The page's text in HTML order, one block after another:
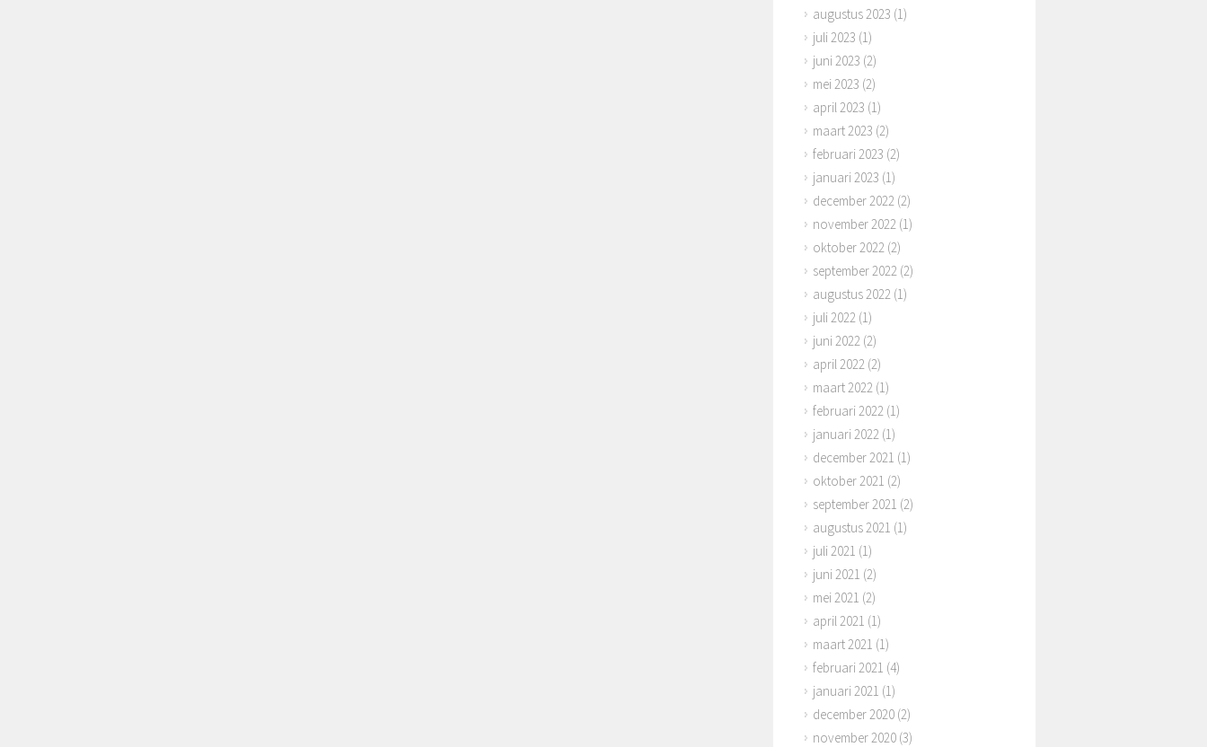
augustus 2023 (1)
juli 2023 (1)
juni 2023 (2)
mei 2023 (2)
april 2023 (1)
maart 2023 (2)
februari 2023 (2)
januari 2023 (1)
december 2022(2)
november 2022(1)
oktober 2022(2)
september 2022(2)
augustus 2022(1)
juli 2022(1)
juni 2022(2)
april 2022(2)
maart 2022(1)
februari 2022(1)
januari 2022(1)
december 2021 (1)
oktober 2021 (2)
september 2021 (2)
augustus 2021 (1)
juli 2021 (1)
juni 2021 (2)
mei 2021 (2)
april 2021 (1)
maart 2021 (1)
februari 2021 (4)
januari 2021 (1)
december 2020(2)
november 2020(3)